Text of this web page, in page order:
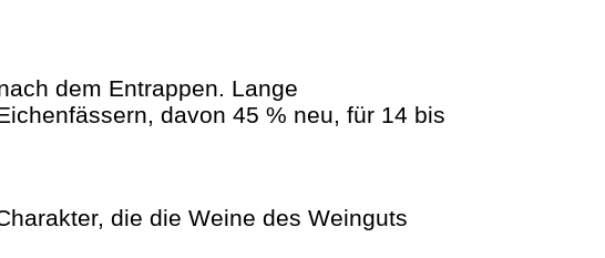
dem Entrappen. Lange
davon 45 % neu, für 14 bis
die die Weine des Weinguts